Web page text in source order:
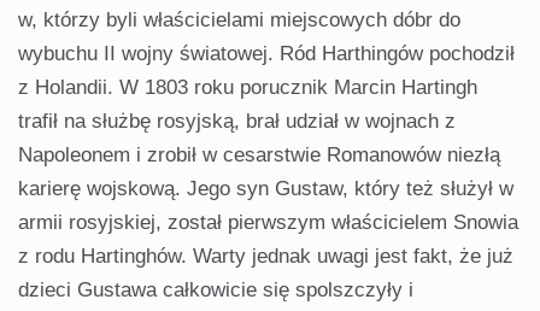
w, którzy byli właścicielami miejscowych dóbr do
wybuchu II wojny światowej. Ród Harthingów pochodził
z Holandii. W 1803 roku porucznik Marcin Hartingh
trafił na służbę rosyjską, brał udział w wojnach z
Napoleonem i zrobił w cesarstwie Romanowów niezłą
karierę wojskową. Jego syn Gustaw, który też służył w
armii rosyjskiej, został pierwszym właścicielem Snowia
z rodu Hartinghów. Warty jednak uwagi jest fakt, że już
dzieci Gustawa całkowicie się spolszczyły i